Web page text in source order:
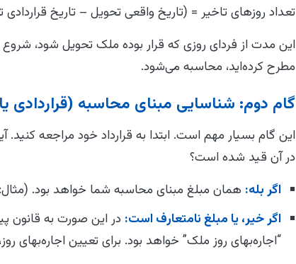
تعداد روزهای تاخیر = (تاریخ واقعی تحویل – تاریخ قراردادی
این مدت از فردای روزی که قرار بوده ملک تحویل شود،
مطرح کرده‌اید، محاسبه می‌شود.
گام دوم: شناسایی مبنای محاسبه (قراردادی
این گام بسیار مهم است. ابتدا به قرارداد خود مراجعه کنید.
در آن قید شده است؟
اگر بله: همان مبلغ مبنای محاسبه شما خواهد بود. (مثال: روزی
اگر خیر، یا مبلغ نامتعارف است: در این صورت به
“اجاره‌بهای روز ملک” خواهد بود. برای تعیین